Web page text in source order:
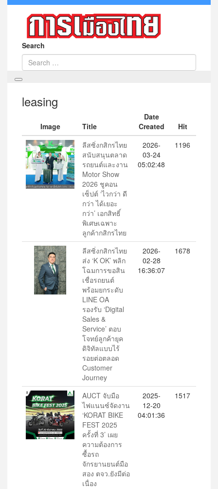
Search
leasing
Image Title
Date
Created
Hit
ลีสซิ่งกสิกรไทย
สนับสนุนตลาด
รถยนต์และงาน
Motor Show
2026 ชูคอน
เซ็ปต์ ‘ไวกว่า ดี
กว่า ได้เยอะ
กว่า’ เอกสิทธิ์
พิเศษเฉพาะ
ลูกค้ากสิกรไทย
2026-
03-24
05:02:48
1196
ลีสซิ่งกสิกรไทย
ส่ง ‘K OK’ พลิก
โฉมการขอสิน
เชื่อรถยนต์
พร้อมยกระดับ
LINE OA
รองรับ ‘Digital
Sales &
Service’ ตอบ
โจทย์ลูกค้ายุค
ดิจิทัลแบบไร้
รอยต่อตลอด
Customer
Journey
2026-
02-28
16:36:07
1678
AUCT จับมือ
ไฟแนนซ์จัดงาน
‘KORAT BIKE
FEST 2025
ครั้งที่ 3’ เผย
ความต้องการ
ซื้อรถ
จักรยานยนต์มือ
สอง ตจว.ยังมีต่อ
เนื่อง
2025-
12-20
04:01:36
1517